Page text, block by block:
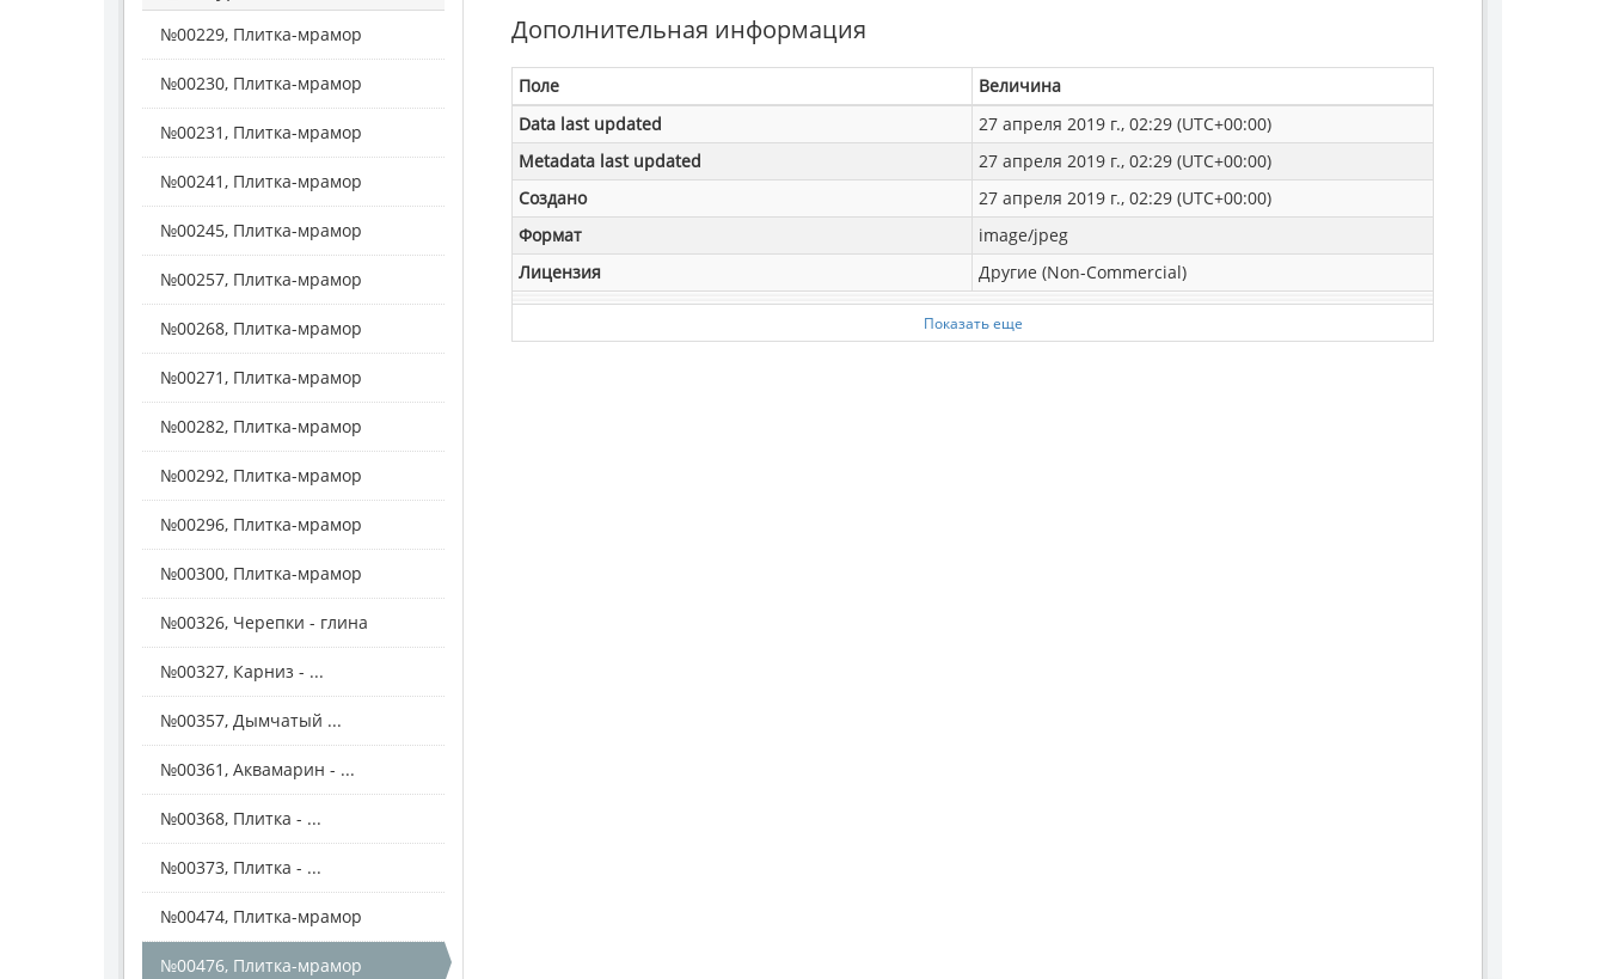
Дополнительная информация
Поле
Величина
Data last updated
27 апреля 2019 г., 02:29 (UTC+00:00)
Metadata last updated
27 апреля 2019 г., 02:29 (UTC+00:00)
Создано
27 апреля 2019 г., 02:29 (UTC+00:00)
Формат
image/jpeg
Лицензия
Другие (Non-Commercial)
Показать еще
№00229, Плитка-мрамор
№00230, Плитка-мрамор
№00231, Плитка-мрамор
№00241, Плитка-мрамор
№00245, Плитка-мрамор
№00257, Плитка-мрамор
№00268, Плитка-мрамор
№00271, Плитка-мрамор
№00282, Плитка-мрамор
№00292, Плитка-мрамор
№00296, Плитка-мрамор
№00300, Плитка-мрамор
№00326, Черепки - глина
№00327, Карниз - ...
№00357, Дымчатый ...
№00361, Аквамарин - ...
№00368, Плитка - ...
№00373, Плитка - ...
№00474, Плитка-мрамор
№00476, Плитка-мрамор